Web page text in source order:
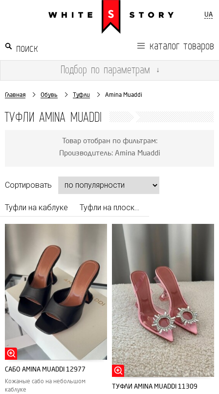
UA
каталог товаров
Подбор по параметрам ↓
Главная Обувь Туфли Amina Muaddi
ТУФЛИ AMINA MUADDI
Товар отобран по фильтрам:
Производитель: Amina Muaddi
Сортировать
Туфли на каблуке Туфли на плоской подошве
САБО AMINA MUADDI 12977
Кожаные сабо на небольшом
каблуке
ТУФЛИ AMINA MUADDI 11309